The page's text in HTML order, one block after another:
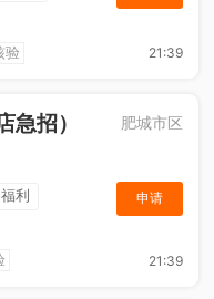
验 21:39
招） 肥城市区
利
申请
21:39